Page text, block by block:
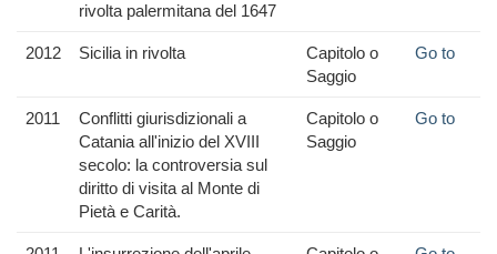
rivolta palermitana del 1647
2012 Sicilia in rivolta
Capitolo o
Saggio
Go to
2011
Conflitti giurisdizionali a
Catania all'inizio del XVIII
secolo: la controversia sul
diritto di visita al Monte di
Pietà e Carità.
Capitolo o
Saggio
Go to